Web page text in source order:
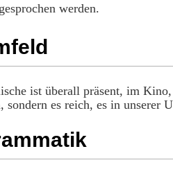
werden.
ist überall präsent, im
sondern es reich, es in unserer